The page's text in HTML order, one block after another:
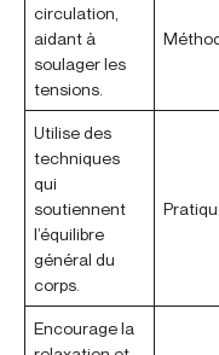
circulation,
aidant à
soulager les
tensions.
Utilise des
techniques
qui
soutiennent
l’équilibre
général du
corps.
Encourage la